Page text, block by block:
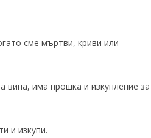
сме мъртви, криви или
вина, има прошка и изкупление за
и изкупи.